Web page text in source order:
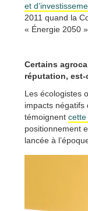
et
2011 quand la
« Énergie 2050
Certains
réputation,
Les écologistes
impacts négatifs
témoignent cette
positionnement
lancée à